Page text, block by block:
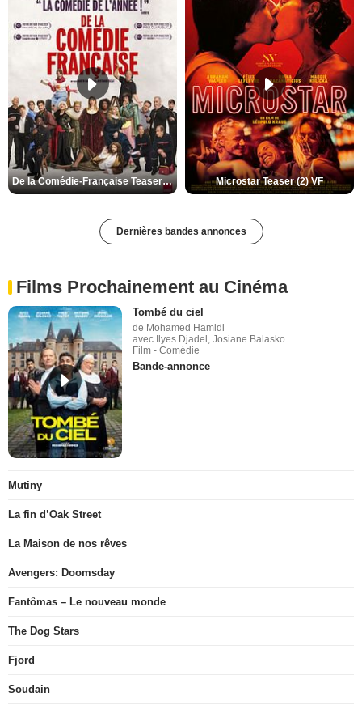
De la Comédie-Française Teaser (3) VF Microstar Teaser (2) VF
Dernières bandes annonces
Films Prochainement au Cinéma
Tombé du ciel
de Mohamed Hamidi
avec Ilyes Djadel, Josiane Balasko
Film - Comédie
Bande-annonce
Mutiny
La fin d’Oak Street
La Maison de nos rêves
Avengers: Doomsday
Fantômas – Le nouveau monde
The Dog Stars
Fjord
Soudain